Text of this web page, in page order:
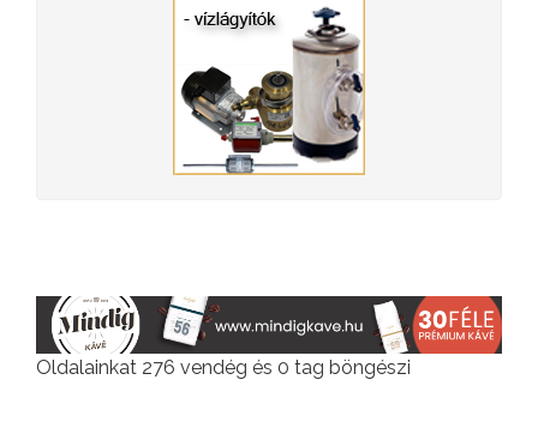
Oldalainkat 276 vendég és 0 tag böngészi